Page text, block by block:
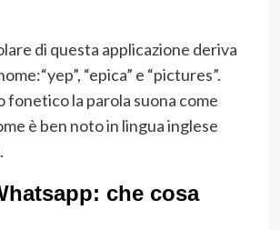
di questa applicazione deriva
“epica” e “pictures”.
fonetico la parola suona come
è ben noto in lingua inglese
che cosa